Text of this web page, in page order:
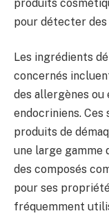
produits
pour détecter
Les ingrédients
concernés
des allergènes
endocriniens.
produits de
une large gamme
des composés
pour ses
fréquemment